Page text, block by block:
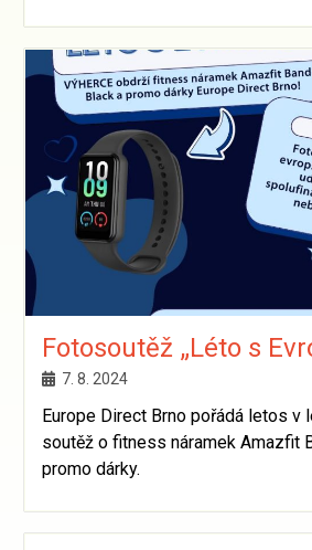
Fotosoutěž „Léto s
7. 8. 2024
Europe Direct Brno pořádá letos v
soutěž o fitness náramek Amazfit
promo dárky.